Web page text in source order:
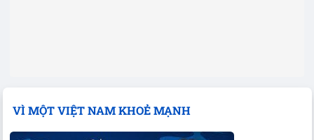
VÌ MỘT VIỆT NAM KHOẺ MẠNH